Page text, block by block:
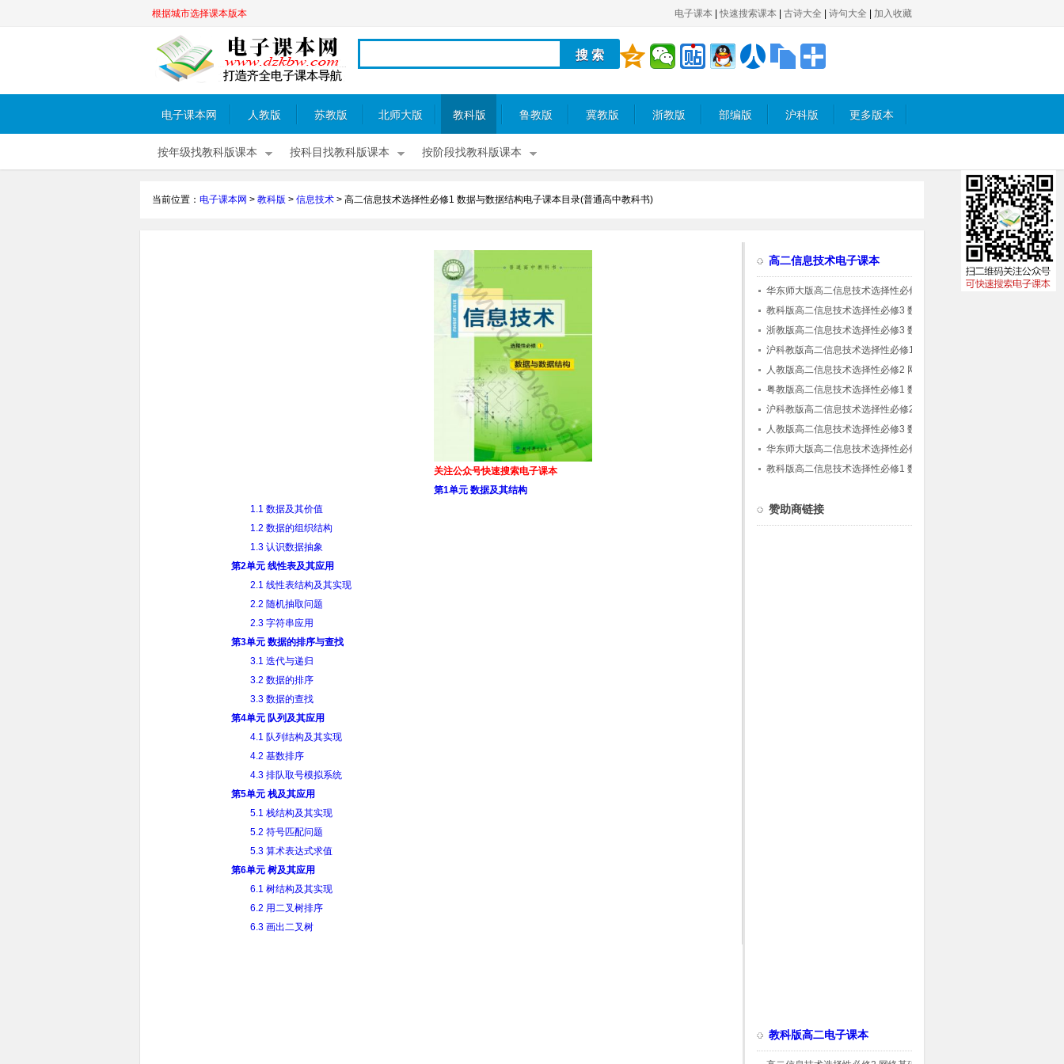
根据城市选择课本版本 电子课本 快速搜索课本 古诗大全 诗句大全 加入收藏
电子课本网 人教版 苏教版 北师大版 教科版 鲁教版 冀教版 浙教版 部编版 沪科版 更多版本
按年级找教科版课本 按科目找教科版课本 按阶段找教科版课本
当前位置： 电子课本网 > 教科版 > 信息技术 > 高二信息技术选择性必修1 数据与数据结构电子课本目录(普通高中教科书)
关注公众号快速搜索电子课本
第1单元 数据及其结构
1.1 数据及其价值
1.2 数据的组织结构
1.3 认识数据抽象
第2单元 线性表及其应用
2.1 线性表结构及其实现
2.2 随机抽取问题
2.3 字符串应用
第3单元 数据的排序与查找
3.1 迭代与递归
3.2 数据的排序
3.3 数据的查找
第4单元 队列及其应用
4.1 队列结构及其实现
4.2 基数排序
4.3 排队取号模拟系统
第5单元 栈及其应用
5.1 栈结构及其实现
5.2 符号匹配问题
5.3 算术表达式求值
第6单元 树及其应用
6.1 树结构及其实现
6.2 用二叉树排序
6.3 画出二叉树
高二信息技术电子课本
华东师大版高二信息技术选择性必修3 数据管
理与分析
教科版高二信息技术选择性必修3 数据管理与
分析
浙教版高二信息技术选择性必修3 数据管理与
分析
沪科教版高二信息技术选择性必修1 数据与数
据结构
人教版高二信息技术选择性必修2 网络基础
(人教中图版)
粤教版高二信息技术选择性必修1 数据与数据
结构
沪科教版高二信息技术选择性必修2 网络基
础
人教版高二信息技术选择性必修3 数据管理与
分析(人教中图版)
华东师大版高二信息技术选择性必修1 数据与
数据结构
教科版高二信息技术选择性必修1 数据与数据
赞助商链接
教科版高二电子课本